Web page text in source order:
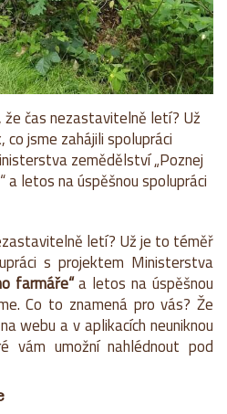
že čas nezastavitelně letí? Už
jsme zahájili spolupráci
zemědělství „Poznej
a letos na úspěšnou spolupráci
letí? Už je to téměř
s projektem Ministerstva
farmáře“a letos na úspěšnou
Co to znamená pro vás? Že
webu a v aplikacích neuniknou
vám umožní nahlédnout pod